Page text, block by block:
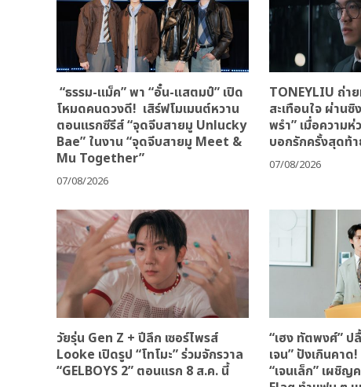
“ธรรม-แม็ค” พา “อั๋น-แสตมป์” เปิด
โหมดคนดวงดี! เสิร์ฟโมเมนต์หวาน
ตอนแรกซีรีส์ “จุดจีบสายมู Unlucky
Bae” ในงาน “จุดจีบสายมู Meet &
Mu Together”
07/08/2026
TONEYLIU ถ่า
สะเทือนใจ ผ่าน
พรำ” เมื่อความ
บอกรักครั้งสุดท้
07/08/2026
วัยรุ่น Gen Z + ปีลึก เซอร์ไพรส์
Looke เปิดรูป “โทโมะ” ร่วมจักรวาล
“GELBOYS 2” ตอนแรก 8 ส.ค. นี้
“เฮง ทัตพงศ์” ป
เจน” ปังเกินคา
“เจนเล็ก” เผชิ